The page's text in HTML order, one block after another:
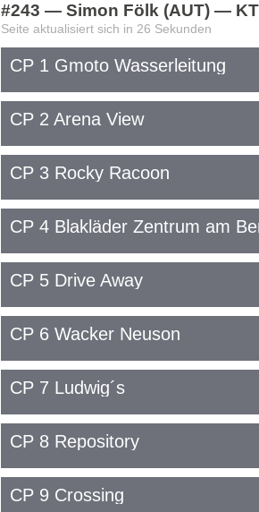
#243 — Simon Fölk (AUT) —
Seite aktualisiert sich in 26 Sekunden
CP 1 Gmoto Wasserleitung
CP 2 Arena View
CP 3 Rocky Racoon
CP 4 Blakläder Zentrum am
CP 5 Drive Away
CP 6 Wacker Neuson
CP 7 Ludwig´s
CP 8 Repository
CP 9 Crossing